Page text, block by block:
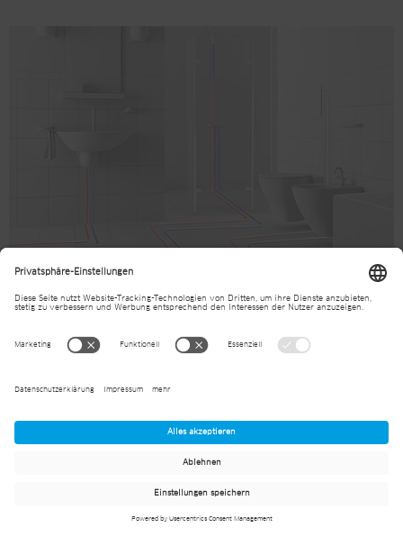
PRIMA
Hochtemperaturbereich mit Trinkwasserzulassung